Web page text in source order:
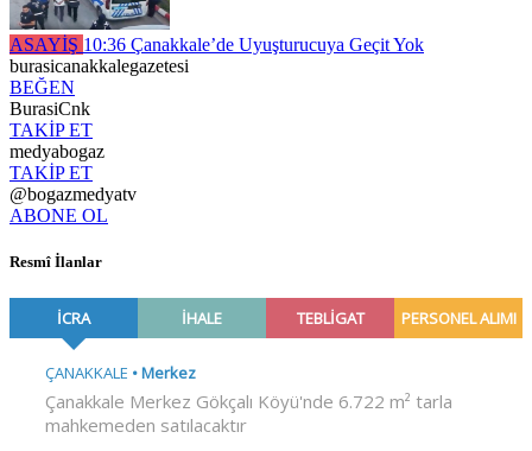
ASAYİŞ 10:36 Çanakkale’de Uyuşturucuya Geçit Yok
burasicanakkalegazetesi
BEĞEN
BurasiCnk
TAKİP ET
medyabogaz
TAKİP ET
@bogazmedyatv
ABONE OL
Resmî İlanlar